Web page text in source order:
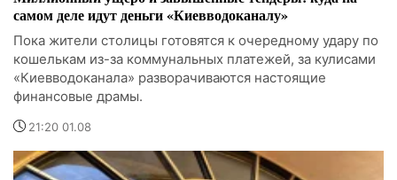
самом деле идут деньги «Киевводоканалу»
Пока жители столицы готовятся к очередному удару по
кошелькам из-за коммунальных платежей, за кулисами
«Киевводоканала» разворачиваются настоящие
финансовые драмы.
21:20 01.08